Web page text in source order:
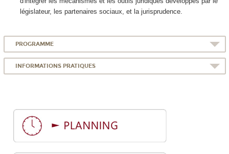
législateur, les partenaires sociaux, et la jurisprudence.
PROGRAMME
INFORMATIONS PRATIQUES